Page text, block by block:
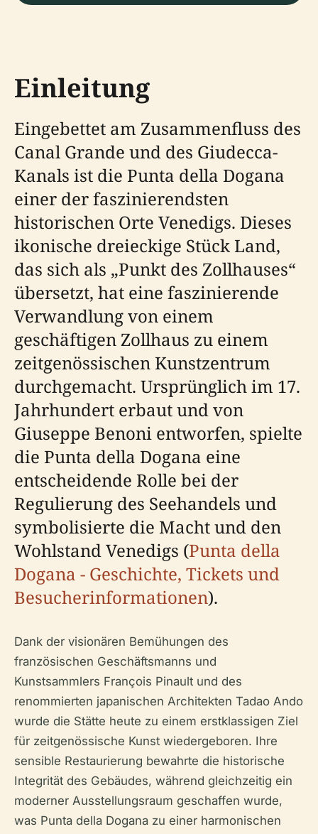
Einleitung
Eingebettet am Zusammenfluss des
Canal Grande und des Giudecca-
Kanals ist die Punta della Dogana
einer der faszinierendsten
historischen Orte Venedigs. Dieses
ikonische dreieckige Stück Land,
das sich als „Punkt des Zollhauses“
übersetzt, hat eine faszinierende
Verwandlung von einem
geschäftigen Zollhaus zu einem
zeitgenössischen Kunstzentrum
durchgemacht. Ursprünglich im 17.
Jahrhundert erbaut und von
Giuseppe Benoni entworfen, spielte
die Punta della Dogana eine
entscheidende Rolle bei der
Regulierung des Seehandels und
symbolisierte die Macht und den
Wohlstand Venedigs (Punta della
Dogana - Geschichte, Tickets und
Besucherinformationen).
Dank der visionären Bemühungen des
französischen Geschäftsmanns und
Kunstsammlers François Pinault und des
renommierten japanischen Architekten Tadao Ando
wurde die Stätte heute zu einem erstklassigen Ziel
für zeitgenössische Kunst wiedergeboren. Ihre
sensible Restaurierung bewahrte die historische
Integrität des Gebäudes, während gleichzeitig ein
moderner Ausstellungsraum geschaffen wurde,
was Punta della Dogana zu einer harmonischen